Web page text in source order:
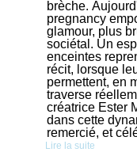
brèche.
pregnancy
glamour, plus
sociétal. Un
enceintes
récit, lorsque
permettent, en
traverse
créatrice Ester
dans cette
remercié, et
Lire la suite